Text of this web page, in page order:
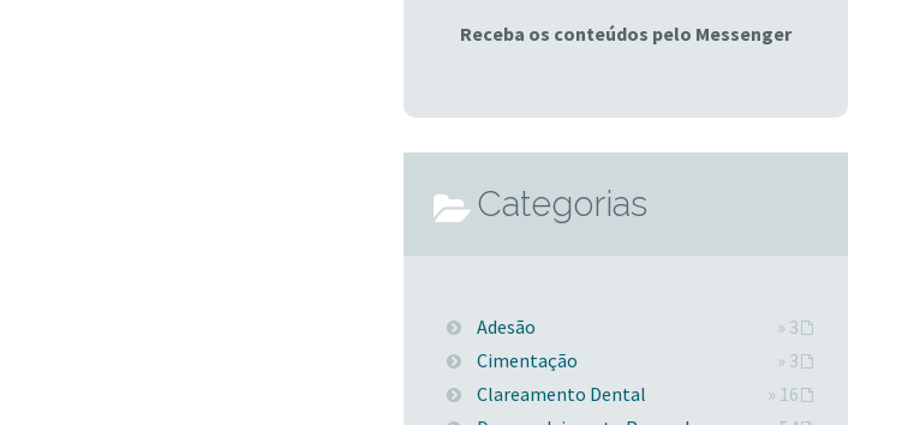
Receba os conteúdos pelo Messenger
Categorias
Adesão
» 3
Cimentação
» 3
Clareamento Dental
» 16